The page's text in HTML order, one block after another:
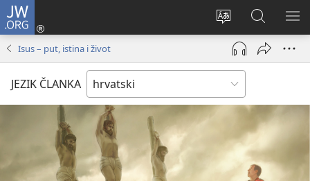
JW.ORG
Promijeni
jezik
Prijava
(otvara
prozor)
JW.ORG
|
Pretraga
Isus – put, istina i život
JEZIK ČLANKA